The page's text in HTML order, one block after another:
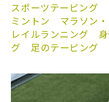
スポーツテーピング
ミントン
マラソン
レイルランニング
グ
足のテーピング